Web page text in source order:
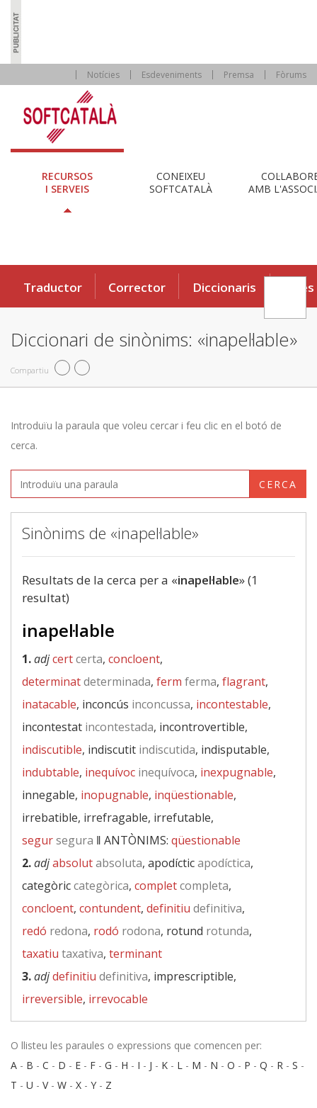
Notícies Esdeveniments Premsa Fòrums
RECURSOS
I SERVEIS
CONEIXEU
SOFTCATALÀ
AMB
Traductor Corrector Diccionaris Eines
Diccionari de sinònims: «inapel·lable»
Compartiu
Introduïu la paraula que voleu cercar i feu clic en el botó de
cerca.
CERCA
Sinònims de «inapel·lable»
Resultats de la cerca per a «inapel·lable» (1
resultat)
inapel·lable
1.adjcertcerta, concloent,
determinatdeterminada, ferm ferma, flagrant,
inatacable, inconcús inconcussa, incontestable,
incontestat incontestada, incontrovertible,
indiscutible, indiscutit indiscutida, indisputable,
indubtable, inequívoc inequívoca, inexpugnable,
innegable, inopugnable, inqüestionable,
irrebatible, irrefragable, irrefutable,
segursegura ‖ ANTÒNIMS: qüestionable
2.adjabsolutabsoluta, apodícticapodíctica,
categòriccategòrica, completcompleta,
concloent, contundent, definitiu definitiva,
redó redona, rodó rodona, rotund rotunda,
taxatiu taxativa, terminant
3.adjdefinitiu definitiva, imprescriptible,
irreversible, irrevocable
O llisteu les paraules o expressions que comencen per:
A - B - C - D - E - F - G - H - I - J - K - L - M - N - O - P - Q - R - S -
T - U - V- W - X - Y - Z